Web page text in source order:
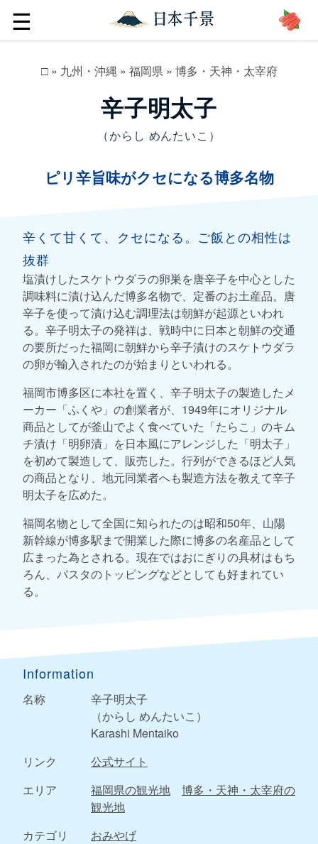
☰
□» 九州・沖縄 » 福岡県» 博多・天神・太宰府
辛子明太子
（からし めんたいこ）
ピリ辛旨味がクセになる博多名物
辛くて甘くて、クセになる。ご飯との相性は
抜群
塩漬けしたスケトウダラの卵巣を唐辛子を中心とした
調味料に漬け込んだ博多名物で、定番のお土産品。唐
辛子を使って漬け込む調理法は朝鮮が起源といわれ
る。辛子明太子の発祥は、戦時中に日本と朝鮮の交通
の要所だった福岡に朝鮮から辛子漬けのスケトウダラ
の卵が輸入されたのが始まりといわれる。
福岡市博多区に本社を置く、辛子明太子の製造したメ
ーカー「ふくや」の創業者が、1949年にオリジナル
商品としてが釜山でよく食べていた「たらこ」のキム
チ漬け「明卵漬」を日本風にアレンジした「明太子」
を初めて製造して、販売した。行列ができるほど人気
の商品となり、地元同業者へも製造方法を教えて辛子
明太子を広めた。
福岡名物として全国に知られたのは昭和50年、山陽
新幹線が博多駅まで開業した際に博多の名産品として
広まった為とされる。現在ではおにぎりの具材はもち
ろん、パスタのトッピングなどとしても好まれてい
る。
Information
名称
辛子明太子
（からし めんたいこ）
Karashi Mentaiko
リンク
公式サイト
エリア
福岡県の観光地
博多・天神・太宰府の
観光地
カテゴリ
おみやげ